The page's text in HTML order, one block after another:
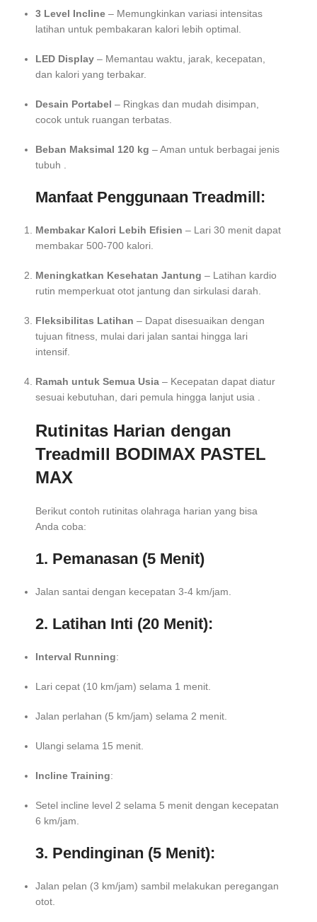
3 Level Incline – Memungkinkan variasi intensitas
latihan untuk pembakaran kalori lebih optimal.
LED Display – Memantau waktu, jarak, kecepatan,
dan kalori yang terbakar.
Desain Portabel – Ringkas dan mudah disimpan,
cocok untuk ruangan terbatas.
Beban Maksimal 120 kg – Aman untuk berbagai jenis
tubuh .
Manfaat Penggunaan Treadmill:
Membakar Kalori Lebih Efisien – Lari 30 menit dapat
membakar 500-700 kalori.
Meningkatkan Kesehatan Jantung – Latihan kardio
rutin memperkuat otot jantung dan sirkulasi darah.
Fleksibilitas Latihan – Dapat disesuaikan dengan
tujuan fitness, mulai dari jalan santai hingga lari
intensif.
Ramah untuk Semua Usia – Kecepatan dapat diatur
sesuai kebutuhan, dari pemula hingga lanjut usia .
Rutinitas Harian dengan
Treadmill BODIMAX PASTEL
MAX
Berikut contoh rutinitas olahraga harian yang bisa
Anda coba:
1. Pemanasan (5 Menit)
Jalan santai dengan kecepatan 3-4 km/jam.
2. Latihan Inti (20 Menit):
Interval Running:
Lari cepat (10 km/jam) selama 1 menit.
Jalan perlahan (5 km/jam) selama 2 menit.
Ulangi selama 15 menit.
Incline Training:
Setel incline level 2 selama 5 menit dengan kecepatan
6 km/jam.
3. Pendinginan (5 Menit):
Jalan pelan (3 km/jam) sambil melakukan peregangan
otot.